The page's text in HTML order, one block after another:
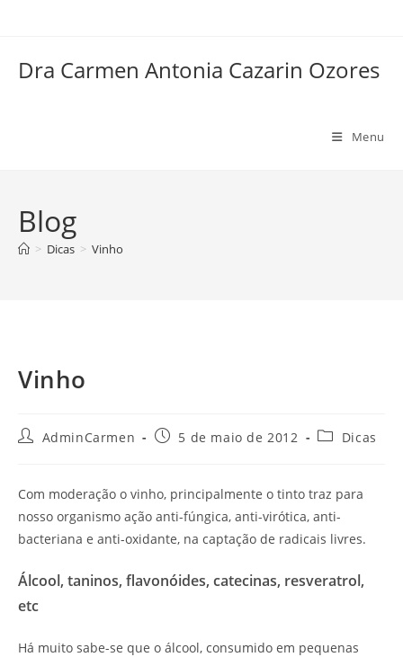
Dra Carmen Antonia Cazarin Ozores
Menu
Blog
> Dicas > Vinho
Vinho
AdminCarmen 5 de maio de 2012 Dicas
Com moderação o vinho, principalmente o tinto traz para
nosso organismo ação anti-fúngica, anti-virótica, anti-
bacteriana e anti-oxidante, na captação de radicais livres.
Álcool, taninos, flavonóides, catecinas, resveratrol,
etc
Há muito sabe-se que o álcool, consumido em pequenas